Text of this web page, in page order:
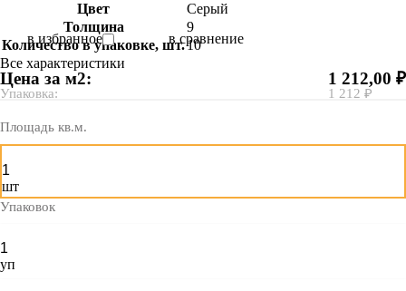
Цвет
Серый
Толщина
9
Количество в упаковке, шт.10
Все характеристики
в избранное в сравнение
Цена за м2:
Упаковка:
1 212,00 ₽
1 212 ₽
Площадь кв.м.
шт
Упаковок
уп